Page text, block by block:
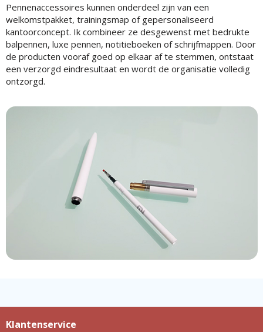
Pennenaccessoires kunnen onderdeel zijn van een
welkomstpakket, trainingsmap of gepersonaliseerd
kantoorconcept. Ik combineer ze desgewenst met bedrukte
balpennen, luxe pennen, notitieboeken of schrijfmappen. Door
de producten vooraf goed op elkaar af te stemmen, ontstaat
een verzorgd eindresultaat en wordt de organisatie volledig
ontzorgd.
Klantenservice